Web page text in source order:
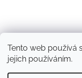
Tento web používá
jejich používáním.